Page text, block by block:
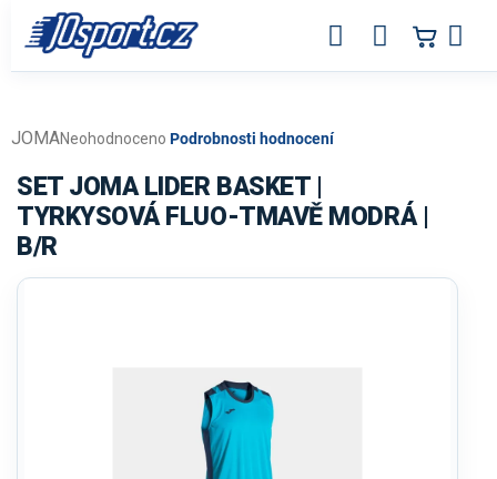
obsah
Průměrné
produktu
0,0
hvězdiček.
Neohodnoceno Podrobnosti hodnocení
JOMA
SET JOMA LIDER BASKET |
TYRKYSOVÁ FLUO-TMAVĚ MODRÁ |
B/R